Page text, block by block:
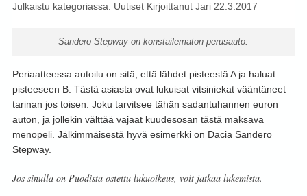
Julkaistu kategoriassa: UutisetKirjoittanut Jari22.3.2017
Sandero Stepway on konstailematon perusauto.
Periaatteessa autoilu on sitä, että lähdet pisteestä A ja haluat
pisteeseen B. Tästä asiasta ovat lukuisat vitsiniekat vääntäneet
tarinan jos toisen. Joku tarvitsee tähän sadantuhannen euron
auton, ja jollekin välttää vajaat kuudesosan tästä maksava
menopeli. Jälkimmäisestä hyvä esimerkki on Dacia Sandero
Stepway.
Jos sinulla on Puodista ostettu lukuoikeus, voit jatkaa lukemista.